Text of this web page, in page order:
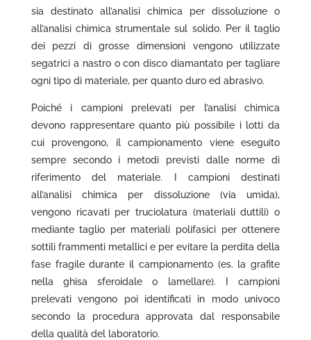
sia destinato all’analisi chimica per dissoluzione o
all’analisi chimica strumentale sul solido. Per il taglio
dei pezzi di grosse dimensioni vengono utilizzate
segatrici a nastro o con disco diamantato per tagliare
ogni tipo di materiale, per quanto duro ed abrasivo.
Poiché i campioni prelevati per l’analisi chimica
devono rappresentare quanto più possibile i lotti da
cui provengono, il campionamento viene eseguito
sempre secondo i metodi previsti dalle norme di
riferimento del materiale. I campioni destinati
all’analisi chimica per dissoluzione (via umida),
vengono ricavati per truciolatura (materiali duttili) o
mediante taglio per materiali polifasici per ottenere
sottili frammenti metallici e per evitare la perdita della
fase fragile durante il campionamento (es. la grafite
nella ghisa sferoidale o lamellare). I campioni
prelevati vengono poi identificati in modo univoco
secondo la procedura approvata dal responsabile
della qualità del laboratorio.